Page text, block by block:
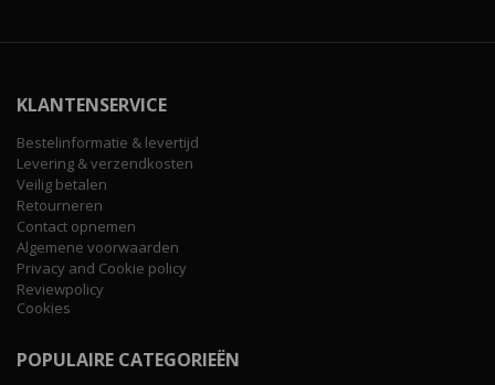
KLANTENSERVICE
Bestelinformatie & levertijd
Levering & verzendkosten
Veilig betalen
Retourneren
Contact opnemen
Algemene voorwaarden
Privacy and Cookie policy
Reviewpolicy
Cookies
POPULAIRE CATEGORIEËN